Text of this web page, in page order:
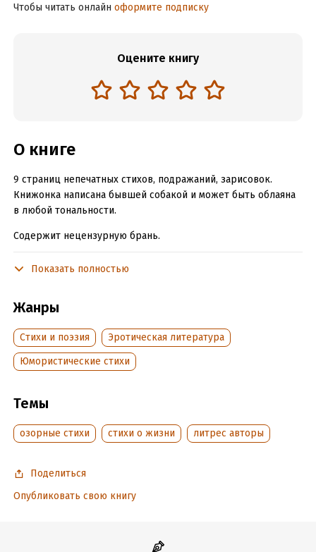
Чтобы читать онлайн оформите подписку
Оцените книгу
О книге
9 страниц непечатных стихов, подражаний, зарисовок.
Книжонка написана бывшей собакой и может быть облаяна
в любой тональности.
Содержит нецензурную брань.
Дата написания:
Год издания:2020
Дата поступления:29 июня 2020
Показать полностью
Жанры
Cтихи и поэзия
Эротическая литература
Юмористические стихи
Темы
озорные стихи стихи о жизни литрес авторы
Поделиться
Опубликовать свою книгу